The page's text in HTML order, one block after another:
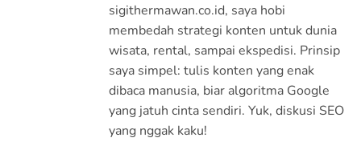
sigithermawan.co.id, saya hobi
membedah strategi konten untuk dunia
wisata, rental, sampai ekspedisi. Prinsip
saya simpel: tulis konten yang enak
dibaca manusia, biar algoritma Google
yang jatuh cinta sendiri. Yuk, diskusi SEO
yang nggak kaku!